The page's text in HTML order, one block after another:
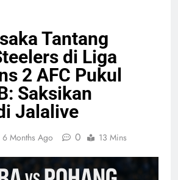
Tantang
di Liga
2 AFC Pukul
Saksikan
Jalalive
6 Months Ago 0 13 Mins